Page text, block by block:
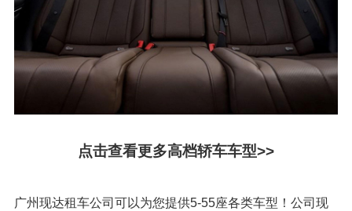
点击查看更多高档轿车车型>>
广州现达租车公司可以为您提供5-55座各类车型！公司现